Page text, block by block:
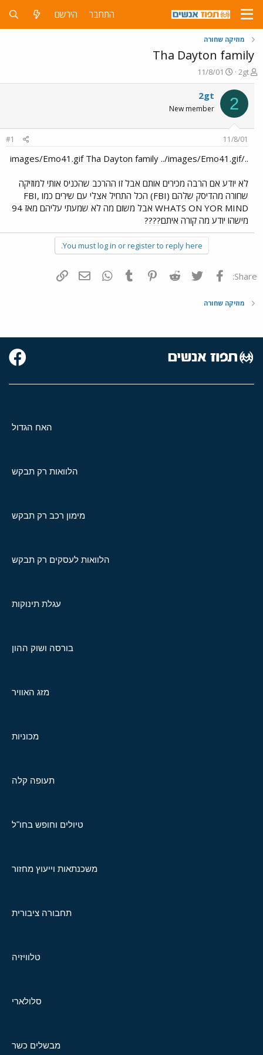
התחבר הירשם
מוזיקה שחורה
פ
ו
ת
ח
ה
ש
2gt
פ
ו
ר
ס
ם
ת
ר
11/8/01
2
2gt
New member
11/8/01
#1
../images/Emo41.gif Tha Dayton family ../images/Emo41.gif
לא יודע אם הרבה מכירים אותם אבל זו ההרכב שהכניס אותי למוזיקה
שחורה מהדיסק שלהם (FBI) הכל התחיל אצלי עם שירים כמו FBI,
WHATS ON YOR MIND אבל משום מה לא שמעתי עליהם מאז 94
מישהו יודע מה קורה איתם????
You must log in or register to reply here.
Share: פייסבוק Twitter
Reddit
Pinterest
Tumblr
WhatsAppדואר אלקטרוני
מוזיקה שחורה
האח הגדול
הלוואות רק תבקש
מימון רכב רק תבקש
הלוואות לעסקים רק תבקש
עגלת תינוקות
בורסה ושוק ההון
מזג האוויר
מכוניות
תעופה קלה
טיולים וחופש בחו"ל
משכנתאות וייעוץ מחזור
תחבורה ציבורית
טלוויזיה
סלולארי
מבשלים כשר